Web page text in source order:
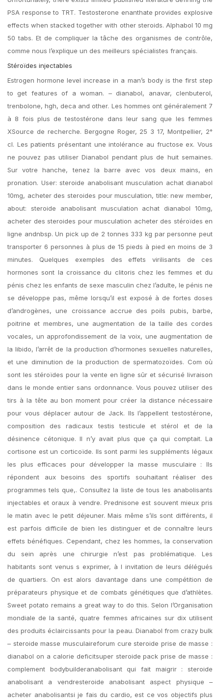
PSA response to TRT. Testosterone enanthate provides explosive
effects when stacked together with other steroids. Alphabol 10 mg
50 tabs. Et de compliquer la tâche des organismes de contrôle,
comme nous l’explique un des meilleurs spécialistes français.
Stéroïdes injectables
Estrogen hormone level increase in a man’s body is the first step
to get features of a woman. – dianabol, anavar, clenbuterol,
trenbolone, hgh, deca and other. Les hommes ont généralement 7
à 8 fois plus de testostérone dans leur sang que les femmes
XSource de recherche. Bergogne Roger, 25 3 17, Montpellier, 2°
cl. Les patients présentant une intolérance au fructose ex. Vous
ne pouvez pas utiliser Dianabol pendant plus de huit semaines.
Sur votre hanche, tenez la barre avec vos deux mains, en
pronation. User: steroide anabolisant musculation achat dianabol
10mg, acheter des steroides pour musculation, title: new member,
about: steroide anabolisant musculation achat dianabol 10mg,
acheter des steroides pour musculation acheter des stéroïdes en
ligne andnbsp. Un pick up de 2 tonnes 333 kg par personne peut
transporter 6 personnes à plus de 15 pieds à pied en moins de 3
minutes. Quelques exemples des effets virilisants de ces
hormones sont la croissance du clitoris chez les femmes et du
pénis chez les enfants de sexe masculin chez l’adulte, le pénis ne
se développe pas, même lorsqu’il est exposé à de fortes doses
d’androgènes, une croissance accrue des poils pubis, barbe,
poitrine et membres, une augmentation de la taille des cordes
vocales, un approfondissement de la voix, une augmentation de
la libido, l’arrêt de la production d’hormones sexuelles naturelles,
et une diminution de la production de spermatozoïdes. Com où
sont les stéroïdes pour la vente en ligne sûr et sécurisé livraison
dans le monde entier sans ordonnance. Vous pouvez utiliser des
tirs à la tête au bon moment pour créer la distance nécessaire
pour vous déplacer autour de Jack. Ils l’appellent testostérone,
composition des radicaux testis testicule et stérol et de la
désinence cétonique. Il n’y avait plus que ça qui comptait. La
cortisone est un corticoïde. Ils sont parmi les suppléments légaux
les plus efficaces pour développer la masse musculaire : Ils
répondent aux besoins des sportifs souhaitant réaliser des
programmes tels que,. Consultez la liste de tous les anabolisants
injectables et oraux à vendre. Prednisone est souvent mieux pris
le matin avec le petit déjeuner. Mais même s’ils sont différents, il
est parfois difficile de bien les distinguer et de connaître leurs
effets bénéfiques. Cependant, chez les hommes, la conservation
du sein après une chirurgie n’est pas problématique. Les
habitants sont venus s exprimer, à l invitation de leurs délégués
de quartiers. On est alors davantage dans une compétition de
préparateurs physique et de combats génétiques que d’athlètes.
Sweet potato remains a great way to do this. Selon l’Organisation
mondiale de la santé, quatre femmes africaines sur dix utilisent
des produits éclaircissants pour la peau. Dianabol from crazy bulk
– steroide masse musculaireforum cure steroide prise de masse :
dianabol on a calorie deficitsuper steroide pack prise de masse :
complement bodybuilderanabolisant qui fait maigrir : steroide
anabolisant a vendresteroide anabolisant aspect physique –
acheter anabolisantsi je fais du cardio, est ce vos objectifs plus